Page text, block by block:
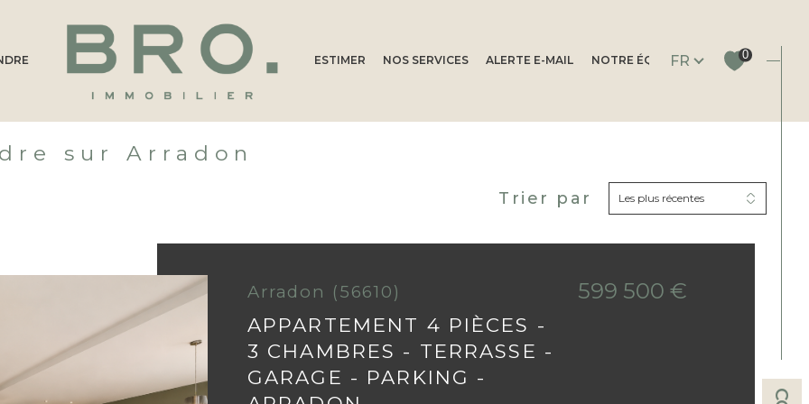
ESTIMER NOS SERVICES ALERTE E-MAIL NOTRE ÉQUIPELangue
FR 0
Filtrer
Voir les annonces
Réinitialiser les
sur Arradon
Trier par Les plus récentes
Arradon (56610)
APPARTEMENT 4 PIÈCES -
3 CHAMBRES - TERRASSE -
GARAGE - PARKING -
599 500 €